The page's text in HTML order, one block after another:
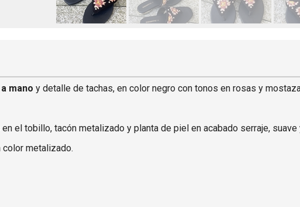
mano y detalle de tachas, en color negro con tonos en rosas y
el tobillo, tacón metalizado y planta de piel en acabado serraje, suave
color metalizado.